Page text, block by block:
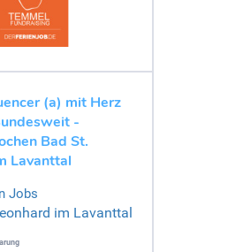
(a) mit Herz
-
Bad St.
Lavanttal
Jobs
im Lavanttal